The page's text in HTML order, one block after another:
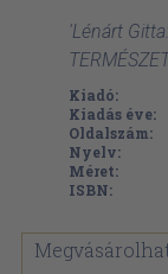
'Lénárt
Kiadó:
Kiadás éve:
Oldalszám:
Nyelv:
Méret:
ISBN: